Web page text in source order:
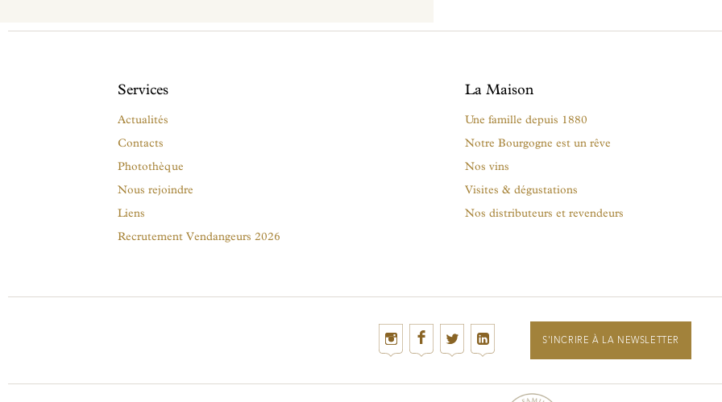
Services
Actualités
Contacts
Photothèque
Nous rejoindre
Liens
Recrutement Vendangeurs 2026
La Maison
Une famille depuis 1880
Notre Bourgogne est un rêve
Nos vins
Visites & dégustations
Nos distributeurs et revendeurs
S'INCRIRE À LA NEWSLETTER